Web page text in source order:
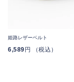
姫路レザーベルト
6,589円 （税込）